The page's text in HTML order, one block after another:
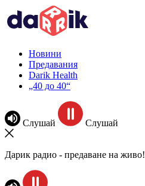
Новини
Предавания
Darik Health
„40 до 40“
Слушай Слушай
Дарик радио - предаване на живо!